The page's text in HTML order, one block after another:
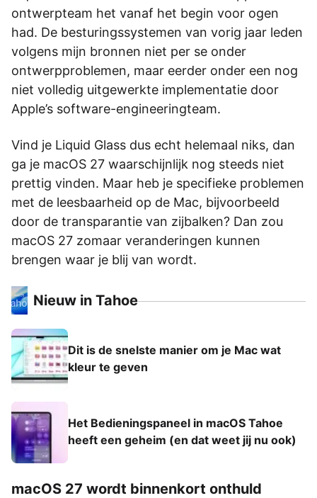
ontwerpteam het vanaf het begin voor ogen
had. De besturingssystemen van vorig jaar leden
volgens mijn bronnen niet per se onder
ontwerpproblemen, maar eerder onder een nog
niet volledig uitgewerkte implementatie door
Apple’s software-engineeringteam.
Vind je Liquid Glass dus echt helemaal niks, dan
ga je macOS 27 waarschijnlijk nog steeds niet
prettig vinden. Maar heb je specifieke problemen
met de leesbaarheid op de Mac, bijvoorbeeld
door de transparantie van zijbalken? Dan zou
macOS 27 zomaar veranderingen kunnen
brengen waar je blij van wordt.
Nieuw in Tahoe
Dit is de snelste manier om je Mac wat
kleur te geven
Het Bedieningspaneel in macOS Tahoe
heeft een geheim (en dat weet jij nu ook)
macOS 27 wordt binnenkort onthuld